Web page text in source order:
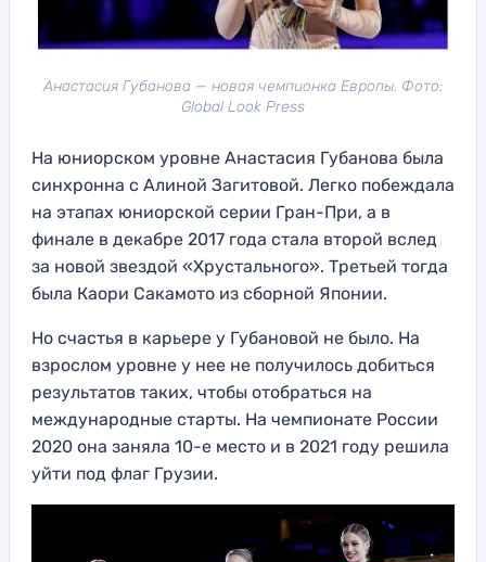
Анастасия Губанова — новая чемпионка Европы. Фото:
Global Look Press
На юниорском уровне Анастасия Губанова была
синхронна с Алиной Загитовой. Легко побеждала
на этапах юниорской серии Гран-При, а в
финале в декабре 2017 года стала второй вслед
за новой звездой «Хрустального». Третьей тогда
была Каори Сакамото из сборной Японии.
Но счастья в карьере у Губановой не было. На
взрослом уровне у нее не получилось добиться
результатов таких, чтобы отобраться на
международные старты. На чемпионате России
2020 она заняла 10-е место и в 2021 году решила
уйти под флаг Грузии.